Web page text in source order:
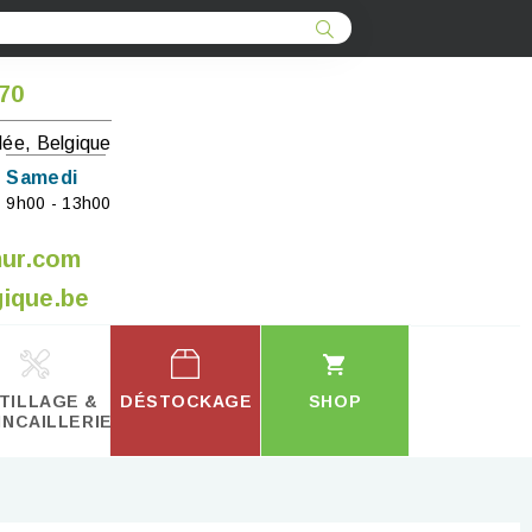
Belgique
Samedi
9h00 - 13h00
&
DÉSTOCKAGE SHOP